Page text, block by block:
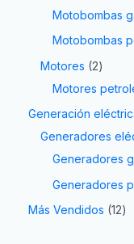
Motobombas
Motobombas
Motores
2
Motores
Generación
Generadores
Generadores
Generadores
Más Vendidos 12